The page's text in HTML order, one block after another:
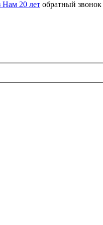
Нам 20 лет обратный звонок